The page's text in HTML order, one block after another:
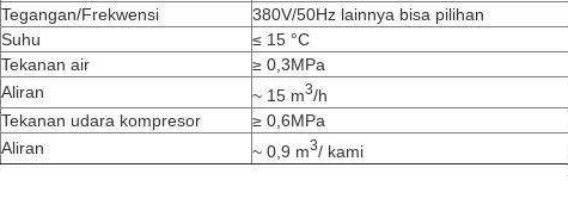
Tegangan/Frekwensi
380V/50Hz lainnya bisa pilihan
Suhu
≤ 15 °C
Tekanan air
≥ 0,3MPa
Aliran
~ 15 m3/h
Tekanan udara kompresor
≥ 0,6MPa
Aliran
~ 0,9 m3/ kami